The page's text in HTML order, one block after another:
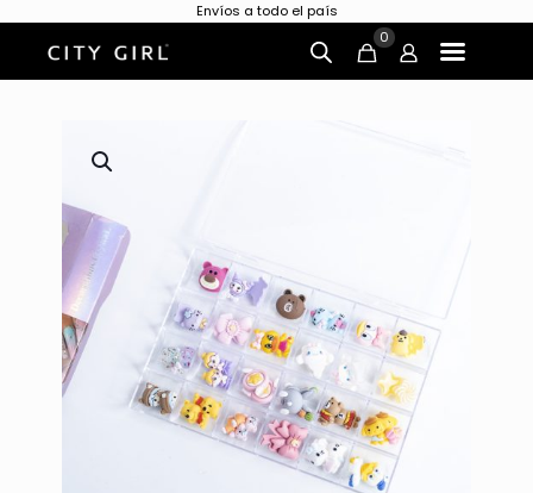
Envíos a todo el país
0